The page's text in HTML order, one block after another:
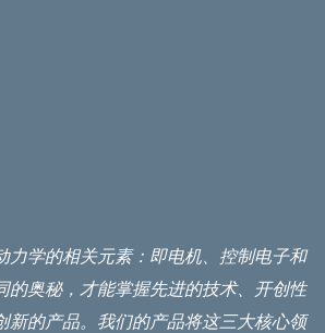
力学的相关元素：即电机、控制电子和
的奥秘，才能掌握先进的技术、开创性
新的产品。我们的产品将这三大核心领